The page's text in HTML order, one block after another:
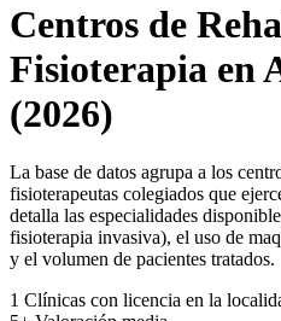
Centros de
Fisioterapia en
(2026)
La base de datos agrupa a los
fisioterapeutas colegiados que
detalla las especialidades
fisioterapia invasiva), el uso de
y el volumen de pacientes tratados.
1 Clínicas con licencia en la